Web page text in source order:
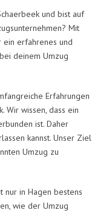
und bist auf
Mit
ein erfahrenes und
deinem Umzug
Erfahrungen
Wir wissen, dass ein
ist. Daher
kannst. Unser Ziel
Umzug zu
nur in Hagen bestens
wie der Umzug